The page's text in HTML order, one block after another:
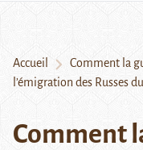
Accueil
Comment la
l’émigration des Russes
Comment